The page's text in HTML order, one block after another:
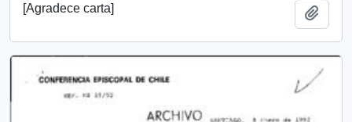
[Agradece carta]